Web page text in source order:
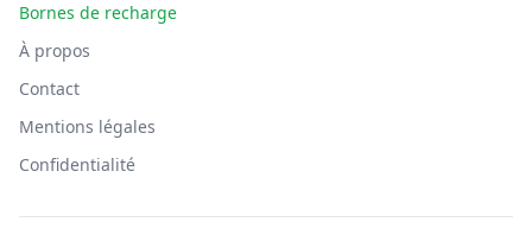
Bornes de recharge
À propos
Contact
Mentions légales
Confidentialité